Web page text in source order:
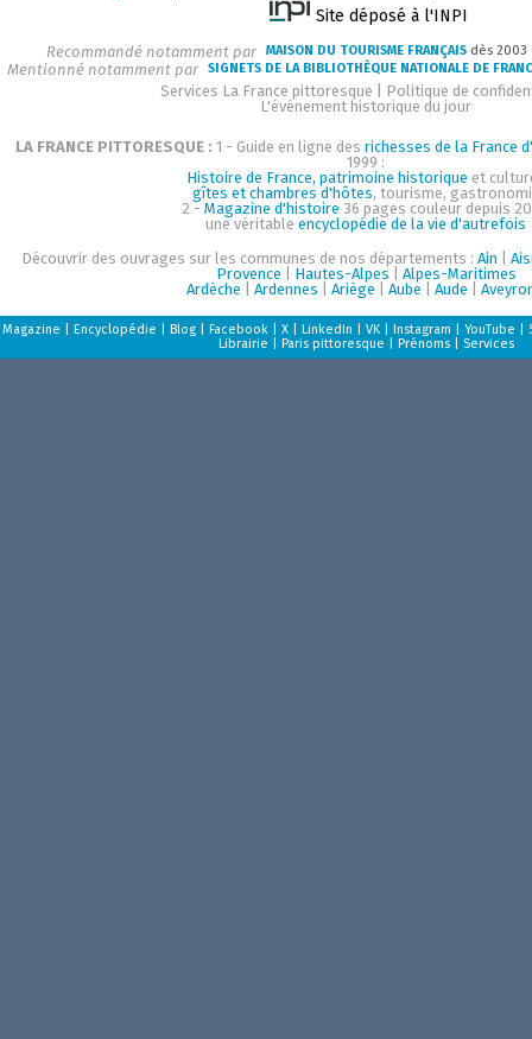
Site déposé à l'INPI
Recommandé notamment par MAISON DU TOURISME FRANÇAIS dès
Mentionné notamment par SIGNETS DE LA BIBLIOTHÈQUE NATIONALE DE
Services La France pittoresque
Politique de
L'événement historique du jour
LA FRANCE PITTORESQUE : 1 - Guide en ligne des richesses de la France
1999 :
Histoire de France, patrimoine historique et
gîtes et chambres d'hôtes, tourisme,
2 - Magazine d'histoire 36 pages couleur depuis
une véritable encyclopédie de la vie d'autrefois
Découvrir des ouvrages sur les communes de nos départements : Ain
Provence
Hautes-Alpes
Alpes-Maritimes
Ardèche
Ardennes Ariège Aube Aude
Magazine Encyclopédie Blog| Facebook| X| LinkedIn VK| Instagram YouTube
Librairie
Paris pittoresque Prénoms| Services